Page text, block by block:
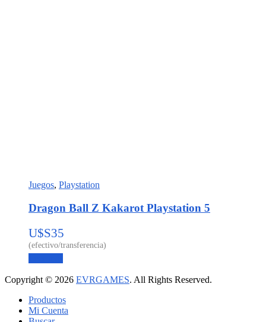
Juegos, Playstation
Dragon Ball Z Kakarot Playstation 5
U$S35
Copyright © 2026 EVRGAMES. All Rights Reserved.
Productos
Mi Cuenta